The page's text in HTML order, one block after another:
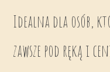
Idealna dla osób,
zawsze pod ręką i